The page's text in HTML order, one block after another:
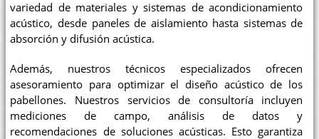
variedad de materiales y sistemas de acondicionamiento
acústico, desde paneles de aislamiento hasta sistemas de
absorción y difusión acústica.
Además, nuestros técnicos especializados ofrecen
asesoramiento para optimizar el diseño acústico de los
pabellones. Nuestros servicios de consultoría incluyen
mediciones de campo, análisis de datos y
recomendaciones de soluciones acústicas. Esto garantiza